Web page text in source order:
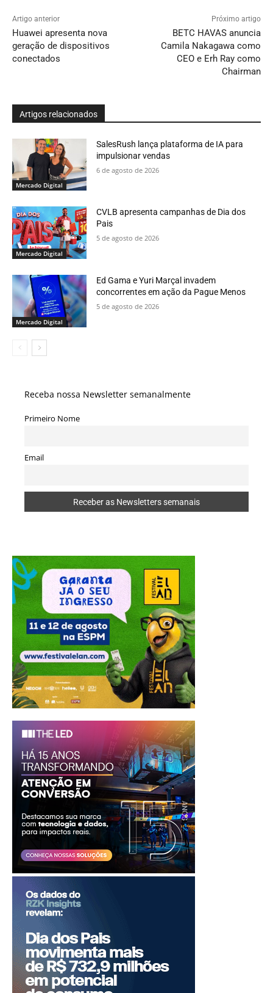
Artigo anterior
Huawei apresenta nova
geração de dispositivos
conectados
Próximo artigo
BETC HAVAS anuncia
Camila Nakagawa como
CEO e Erh Ray como
Chairman
Artigos relacionados
Mercado Digital
SalesRush lança plataforma de IA para
impulsionar vendas
6 de agosto de 2026
Mercado Digital
CVLB apresenta campanhas de Dia dos
Pais
5 de agosto de 2026
Mercado Digital
Ed Gama e Yuri Marçal invadem
concorrentes em ação da Pague Menos
5 de agosto de 2026
Receba nossa Newsletter semanalmente
Primeiro Nome
Email